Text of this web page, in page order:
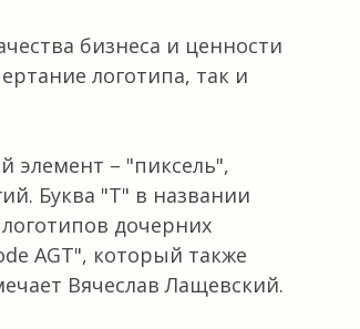
бизнеса и ценности
логотипа, так и
элемент – "пиксель",
Буква "Т" в названии
дочерних
AGT", который также
Вячеслав Лащевский.